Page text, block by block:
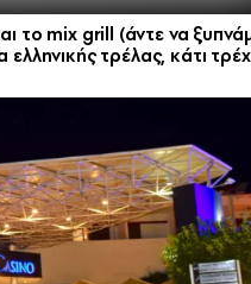
το mix grill (άντε να
τρέλας, κάτι